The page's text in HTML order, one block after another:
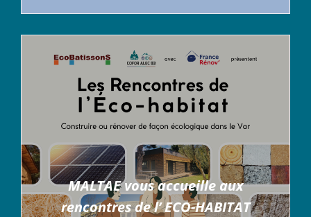
MALTAE vous accueille aux
rencontres de l’ ECO-HABITAT